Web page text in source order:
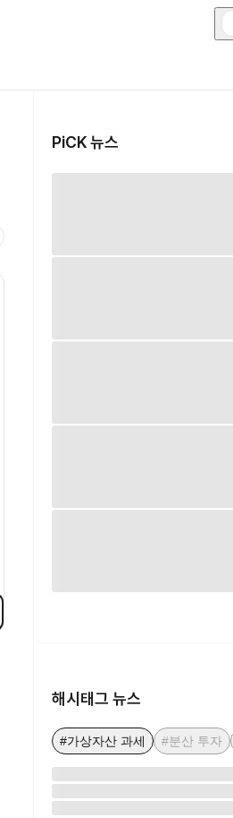
PiCK 뉴스
해시태그 뉴스
#가상자산 과세 #분산 투자